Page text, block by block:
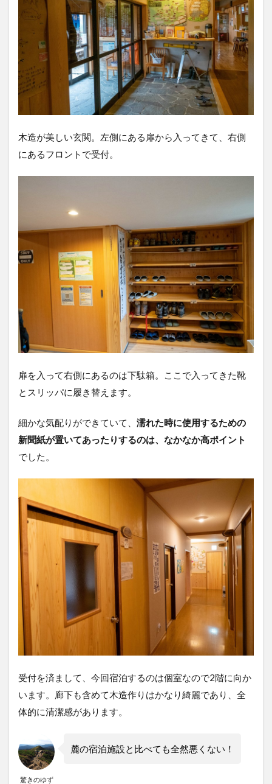
木造が美しい玄関。左側にある扉から入ってきて、右側
にあるフロントで受付。
扉を入って右側にあるのは下駄箱。ここで入ってきた靴
とスリッパに履き替えます。
細かな気配りができていて、 濡れた時に使用するための
新聞紙が置いてあったりするのは、なかなか高ポイント
でした。
受付を済まして、今回宿泊するのは個室なので2階に向か
います。廊下も含めて木造作りはかなり綺麗であり、全
体的に清潔感があります。
驚きのゆず
麓の宿泊施設と比べても全然悪くない！